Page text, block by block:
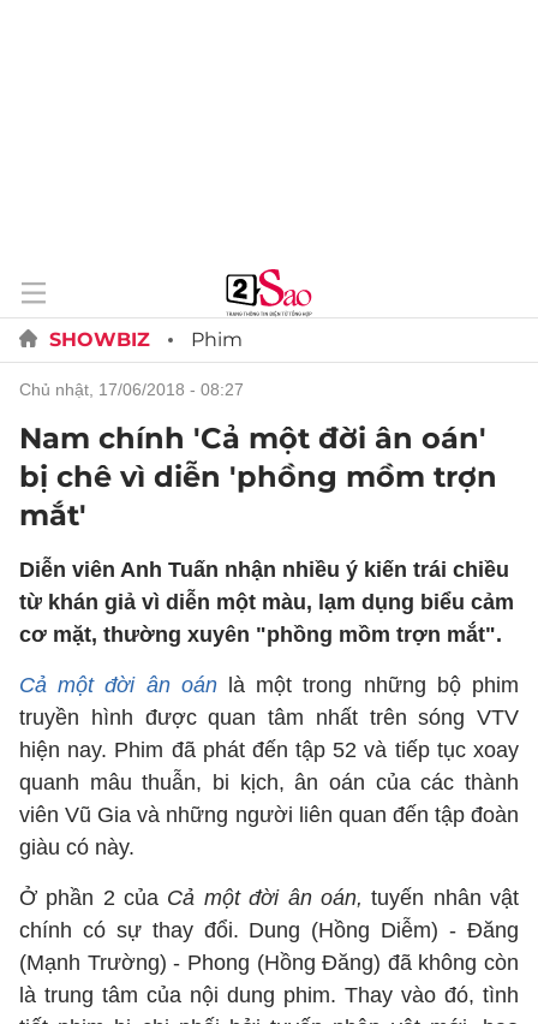
SHOWBIZ Phim
chủ nhật, 17/06/2018 - 08:27
Nam chính 'Cả một đời ân oán'
bị chê vì diễn 'phồng mồm trợn
mắt'
Diễn viên Anh Tuấn nhận nhiều ý kiến trái chiều
từ khán giả vì diễn một màu, lạm dụng biểu cảm
cơ mặt, thường xuyên "phồng mồm trợn mắt".
Cả một đời ân oánlà một trong những bộ phim
truyền hình được quan tâm nhất trên sóng VTV
hiện nay. Phim đã phát đến tập 52 và tiếp tục xoay
quanh mâu thuẫn, bi kịch, ân oán của các thành
viên Vũ Gia và những người liên quan đến tập đoàn
giàu có này.
Ở phần 2 của Cả một đời ân oán, tuyến nhân vật
chính có sự thay đổi. Dung (Hồng Diễm) - Đăng
(Mạnh Trường) - Phong (Hồng Đăng) đã không còn
là trung tâm của nội dung phim. Thay vào đó, tình